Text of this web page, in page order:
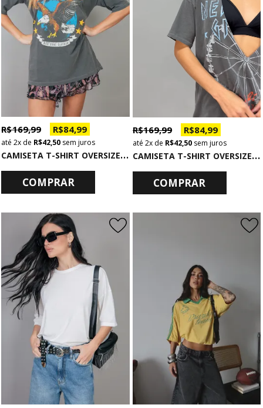
C
AMISETA T-SHIRT OVERSIZED CHUMBO GLOWGIRL
R$ 169,99 R$ 84,99
2x de R$ 42,50 sem juros
COMPRAR
C
AMISETA T-SHIRT OVERSIZED CHUMBO COM DECOTE NEVER GIVE UP
R$ 169,99 R$ 84,99
2xde R$ 42,50sem juros
COMPRAR